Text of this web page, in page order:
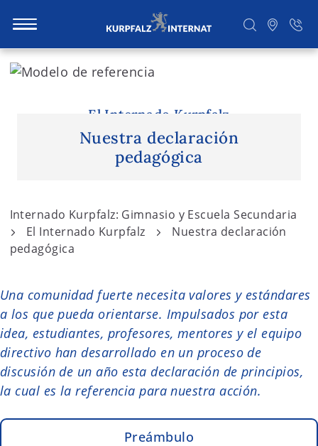
S
t
El Internado Kurpfalz
Nuestra declaración
pedagógica
Internado Kurpfalz: Gimnasio y Escuela Secundaria
El Internado Kurpfalz
Nuestra declaración
pedagógica
Una comunidad fuerte necesita valores y estándares
a los que pueda orientarse. Impulsados por esta
idea, estudiantes, profesores, mentores y el equipo
directivo han desarrollado en un proceso de
discusión de un año esta declaración de principios,
la cual es la referencia para nuestra acción.
Preámbulo